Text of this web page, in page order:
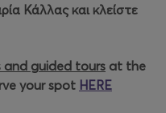
Κάλλας και κλείστε
and guided tours at the
your spot HERE